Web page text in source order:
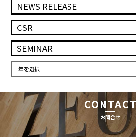
NEWS RELEASE
CSR
SEMINAR
CONTACT
お問合せ